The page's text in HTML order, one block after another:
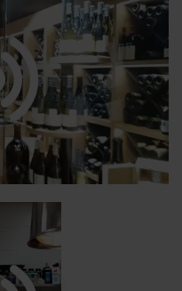
Loaded:
29.26%
Rate